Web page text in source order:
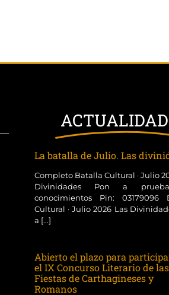
ACTUALIDAD
La batalla de Julio. Las
Completo Batalla Cultural · Julio
Divinidades Pon a
conocimientos Pin: 03179096
Cultural · Julio 2026 Las
a [...]
Abierto el plazo para
el IX Concurso Literario de las
Fiestas de Carthagineses y
Romanos